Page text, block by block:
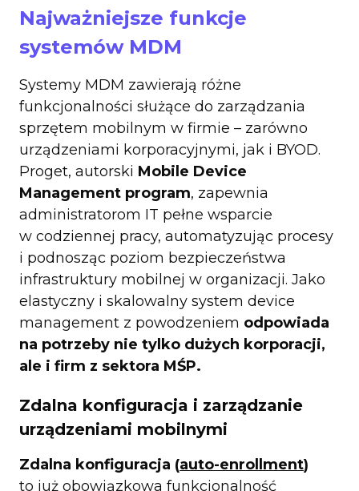
Najważniejsze funkcje
systemów MDM
Systemy MDM zawierają różne
funkcjonalności służące do zarządzania
sprzętem mobilnym w firmie – zarówno
urządzeniami korporacyjnymi, jak i BYOD.
Proget, autorski Mobile Device
Management program, zapewnia
administratorom IT pełne wsparcie
w codziennej pracy, automatyzując procesy
i podnosząc poziom bezpieczeństwa
infrastruktury mobilnej w organizacji. Jako
elastyczny i skalowalny system device
management z powodzeniem odpowiada
na potrzeby nie tylko dużych korporacji,
ale i firm z sektora MŚP.
Zdalna konfiguracja i zarządzanie
urządzeniami mobilnymi
Zdalna konfiguracja (auto-enrollment)
to już obowiązkowa funkcjonalność